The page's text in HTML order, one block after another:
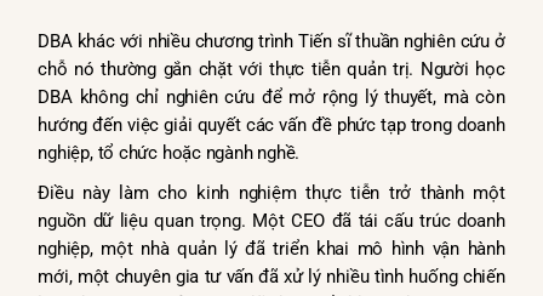
DBA khác với nhiều chương trình Tiến sĩ thuần nghiên cứu ở
chỗ nó thường gắn chặt với thực tiễn quản trị. Người học
DBA không chỉ nghiên cứu để mở rộng lý thuyết, mà còn
hướng đến việc giải quyết các vấn đề phức tạp trong doanh
nghiệp, tổ chức hoặc ngành nghề.
Điều này làm cho kinh nghiệm thực tiễn trở thành một
nguồn dữ liệu quan trọng. Một CEO đã tái cấu trúc doanh
nghiệp, một nhà quản lý đã triển khai mô hình vận hành
mới, một chuyên gia tư vấn đã xử lý nhiều tình huống chiến